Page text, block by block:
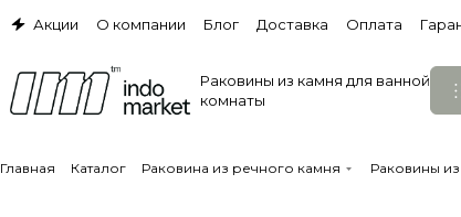
Акции О компании Блог Доставка Оплата
Раковины из камня для ванной
комнаты
Главная Каталог Раковина из речного камня Раковины